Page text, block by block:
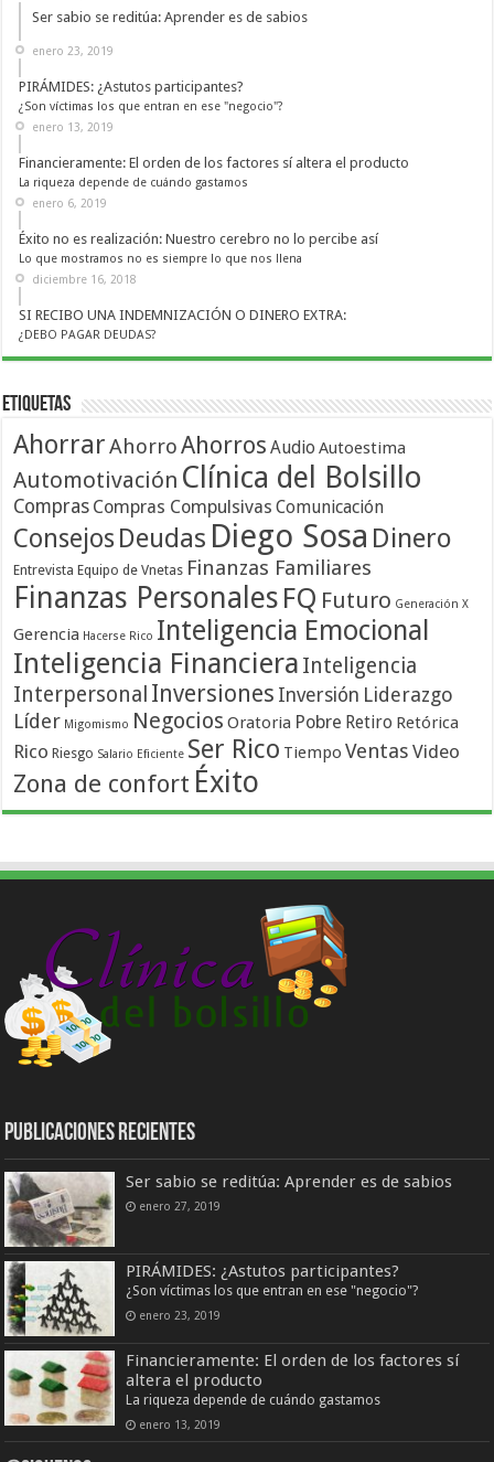
Ser sabio se reditúa: Aprender es de sabios
enero 23, 2019
PIRÁMIDES: ¿Astutos participantes?
¿Son víctimas los que entran en ese "negocio"?
enero 13, 2019
Financieramente: El orden de los factores sí altera el producto
La riqueza depende de cuándo gastamos
enero 6, 2019
Éxito no es realización: Nuestro cerebro no lo percibe así
Lo que mostramos no es siempre lo que nos llena
diciembre 16, 2018
SI RECIBO UNA INDEMNIZACIÓN O DINERO EXTRA:
¿DEBO PAGAR DEUDAS?
Etiquetas
AhorrarAhorroAhorros Audio Autoestima
Automotivación Clínica del Bolsillo
Compras Compras Compulsivas Comunicación
Consejos Deudas Diego Sosa Dinero
Entrevista Equipo de Vnetas Finanzas Familiares
Finanzas Personales FQ Futuro Generación X
Gerencia Hacerse Rico Inteligencia Emocional
Inteligencia Financiera Inteligencia
Interpersonal Inversiones Inversión Liderazgo
Líder Migomismo Negocios Oratoria Pobre Retiro Retórica
Rico Riesgo Salario Eficiente Ser Rico Tiempo Ventas Video
Zona de confort Éxito
Publicaciones Recientes
Ser sabio se reditúa: Aprender es de sabios
enero 27, 2019
PIRÁMIDES: ¿Astutos participantes?
¿Son víctimas los que entran en ese "negocio"?
enero 23, 2019
Financieramente: El orden de los factores sí
altera el producto
La riqueza depende de cuándo gastamos
enero 13, 2019